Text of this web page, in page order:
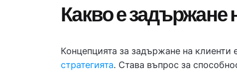
Какво е задържане
Концепцията за задържане на клиенти
стратегията. Става въпрос за